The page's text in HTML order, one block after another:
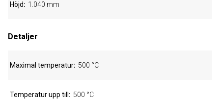
Höjd 1.040 mm
Detaljer
Maximal temperatur 500 °C
Temperatur upp till 500 °C